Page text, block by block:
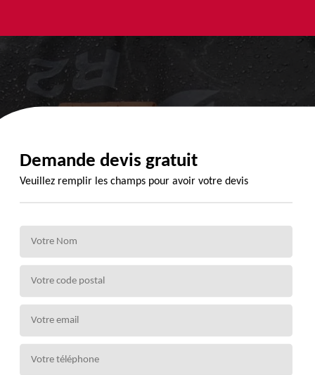
Demande devis gratuit
Veuillez remplir les champs pour avoir votre devis